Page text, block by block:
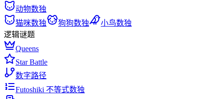
动物数独
猫咪数独
狗狗数独
小鸟数独
逻辑谜题
Queens
Star Battle
数字路径
Futoshiki 不等式数独